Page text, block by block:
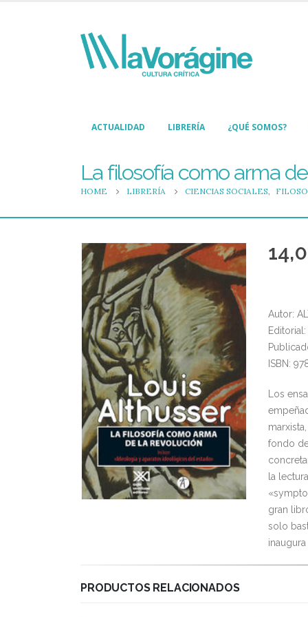
ACTUALIDAD LIBRERÍA ¿QUÉ SOMOS?
La filosofía como arma
HOME LIBRERÍA CIENCIAS SOCIALES,
Autor:
ISBN:
Los
fondo
la
gran
solo
PRODUCTOS RELACIONADOS